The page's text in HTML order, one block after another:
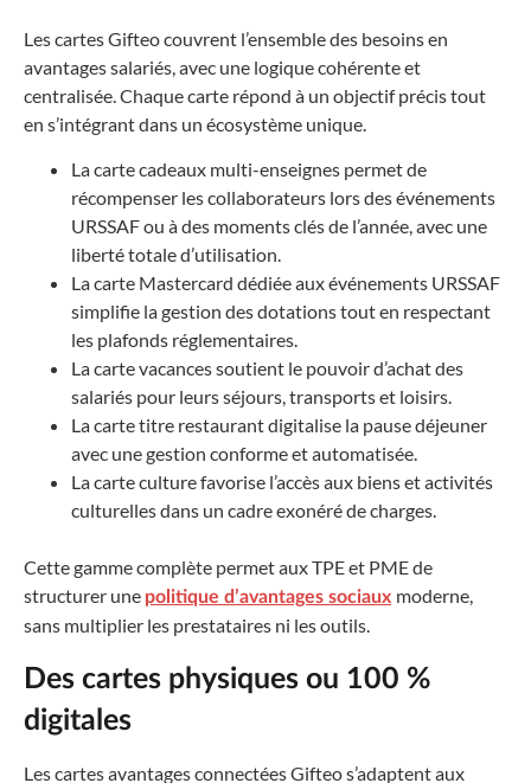
Les cartes Gifteo couvrent l’ensemble des besoins en
avantages salariés, avec une logique cohérente et
centralisée. Chaque carte répond à un objectif précis tout
en s’intégrant dans un écosystème unique.
La carte cadeaux multi-enseignes permet de
récompenser les collaborateurs lors des événements
URSSAF ou à des moments clés de l’année, avec une
liberté totale d’utilisation.
La carte Mastercard dédiée aux événements URSSAF
simplifie la gestion des dotations tout en respectant
les plafonds réglementaires.
La carte vacances soutient le pouvoir d’achat des
salariés pour leurs séjours, transports et loisirs.
La carte titre restaurant digitalise la pause déjeuner
avec une gestion conforme et automatisée.
La carte culture favorise l’accès aux biens et activités
culturelles dans un cadre exonéré de charges.
Cette gamme complète permet aux TPE et PME de
structurer une politique d’avantages sociaux moderne,
sans multiplier les prestataires ni les outils.
Des cartes physiques ou 100 %
digitales
Les cartes avantages connectées Gifteo s’adaptent aux